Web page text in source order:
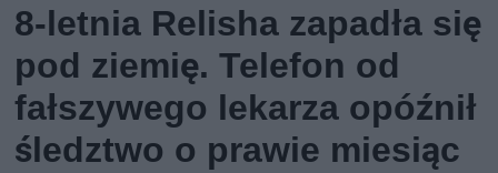
8-letnia Relisha zapadła się
pod ziemię. Telefon od
fałszywego lekarza opóźnił
śledztwo o prawie miesiąc